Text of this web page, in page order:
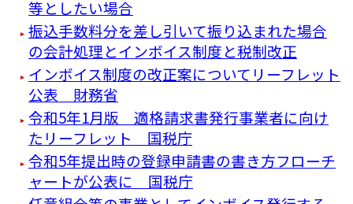
等としたい場合
振込手数料分を差し引いて振り込まれた場合
の会計処理とインボイス制度と税制改正
インボイス制度の改正案についてリーフレット
公表 財務省
令和5年1月版 適格請求書発行事業者に向け
たリーフレット 国税庁
令和5年提出時の登録申請書の書き方フローチ
ャートが公表に 国税庁